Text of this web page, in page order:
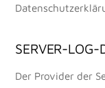
SERVER-LOG-
Der Provider der